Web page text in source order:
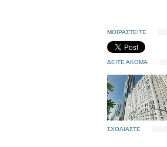
ΜΟΙΡΑΣΤΕΙΤΕ
ΔΕΙΤΕ ΑΚΟΜΑ
ΣΧΟΛΙΑΣΤΕ